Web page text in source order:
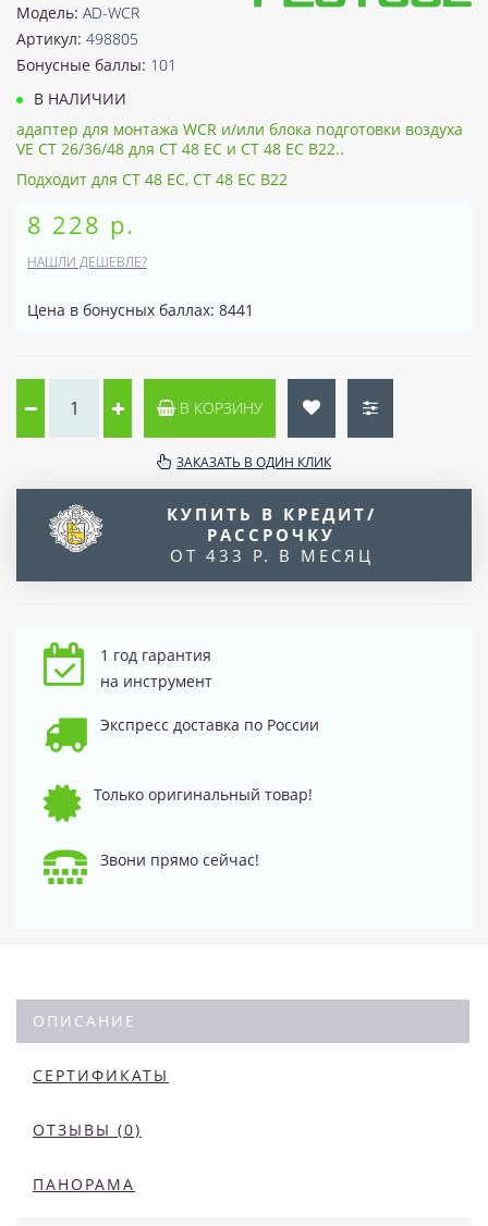
Модель: AD-WCR
Артикул: 498805
Бонусные баллы: 101
В НАЛИЧИИ
адаптер для монтажа WCR и/или блока подготовки воздуха
VE CT 26/36/48 для CT 48 EC и CT 48 EC B22..
Подходит для CT 48 EC, CT 48 EC B22
8 228 р.
НАШЛИ ДЕШЕВЛЕ?
Цена в бонусных баллах: 8441
В КОРЗИНУ
ЗАКАЗАТЬ В ОДИН КЛИК
КУПИТЬ В КРЕДИТ/
РАССРОЧКУ
ОТ 433 Р. В МЕСЯЦ
1 год гарантия
на инструмент
Экспресс доставка по России
Только оригинальный товар!
Звони прямо сейчас!
ОПИСАНИЕ
СЕРТИФИКАТЫ
ОТЗЫВЫ (0)
ПАНОРАМА